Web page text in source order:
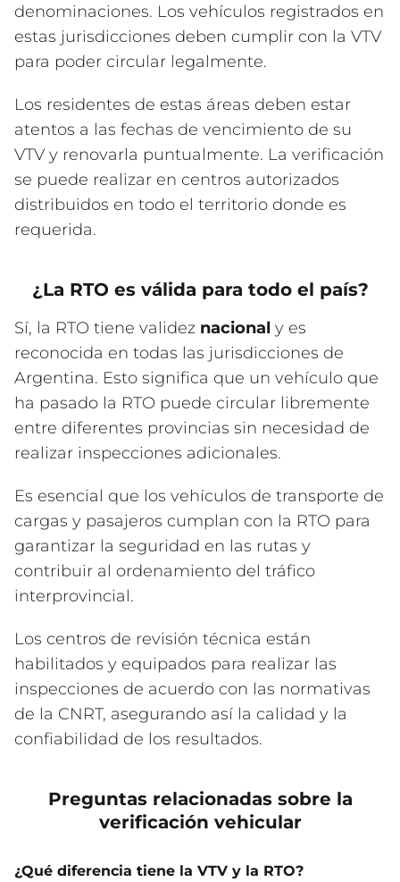
denominaciones. Los vehículos registrados en
estas jurisdicciones deben cumplir con la VTV
para poder circular legalmente.
Los residentes de estas áreas deben estar
atentos a las fechas de vencimiento de su
VTV y renovarla puntualmente. La verificación
se puede realizar en centros autorizados
distribuidos en todo el territorio donde es
requerida.
¿La RTO es válida para todo el país?
Sí, la RTO tiene validez nacional y es
reconocida en todas las jurisdicciones de
Argentina. Esto significa que un vehículo que
ha pasado la RTO puede circular libremente
entre diferentes provincias sin necesidad de
realizar inspecciones adicionales.
Es esencial que los vehículos de transporte de
cargas y pasajeros cumplan con la RTO para
garantizar la seguridad en las rutas y
contribuir al ordenamiento del tráfico
interprovincial.
Los centros de revisión técnica están
habilitados y equipados para realizar las
inspecciones de acuerdo con las normativas
de la CNRT, asegurando así la calidad y la
confiabilidad de los resultados.
Preguntas relacionadas sobre la
verificación vehicular
¿Qué diferencia tiene la VTV y la RTO?